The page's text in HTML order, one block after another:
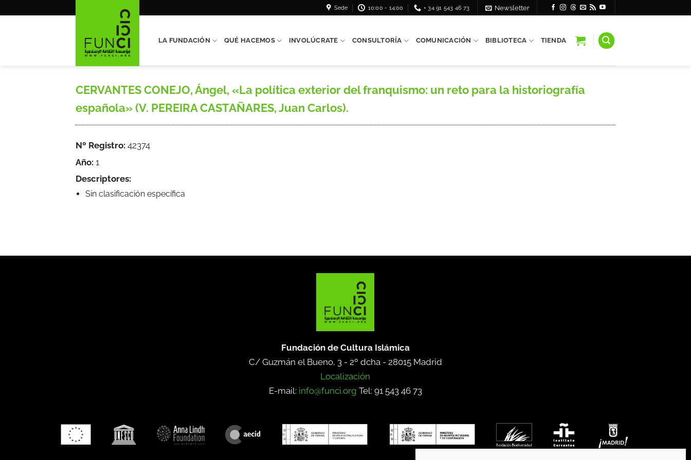
Sede 10:00 - 14:00 + 34 91 543 46 73 Newsletter
LA FUNDACIÓN QUÉ HACEMOS INVOLÚCRATE CONSULTORÍA COMUNICACIÓN BIBLIOTECA TIENDA
CERVANTES CONEJO, Ángel, «La política exterior del franquismo: un reto para la historiografía
española» (V. PEREIRA CASTAÑARES, Juan Carlos).
Nº Registro: 42374
Año: 1
Descriptores:
Sin clasificación específica
Fundación de Cultura Islámica
C/ Guzmán el Bueno, 3 - 2º dcha - 28015 Madrid
Localización
E-mail: info@funci.org Tel: 91 543 46 73